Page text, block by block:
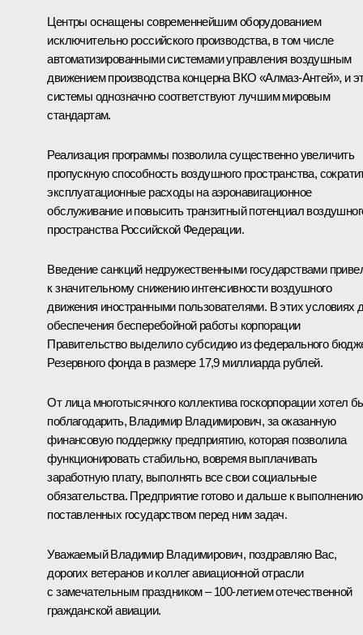
Центры оснащены современнейшим оборудованием
исключительно российского производства, в том числе
автоматизированными системами управления воздушным
движением производства концерна ВКО «Алмаз-Антей», и
системы однозначно соответствуют лучшим мировым
стандартам.
Реализация программы позволила существенно увеличить
пропускную способность воздушного пространства,
эксплуатационные расходы на аэронавигационное
обслуживание и повысить транзитный потенциал
пространства Российской Федерации.
Введение санкций недружественными государствами
к значительному снижению интенсивности воздушного
движения иностранными пользователями. В этих условиях
обеспечения бесперебойной работы корпорации
Правительство выделило субсидию из федерального
Резервного фонда в размере 17,9 миллиарда рублей.
От лица многотысячного коллектива госкорпорации хотел
поблагодарить, Владимир Владимирович, за оказанную
финансовую поддержку предприятию, которая позволила
функционировать стабильно, вовремя выплачивать
заработную плату, выполнять все свои социальные
обязательства. Предприятие готово и дальше к выполнению
поставленных государством перед ним задач.
Уважаемый Владимир Владимирович, поздравляю Вас,
дорогих ветеранов и коллег авиационной отрасли
с замечательным праздником – 100-летием отечественной
гражданской авиации.